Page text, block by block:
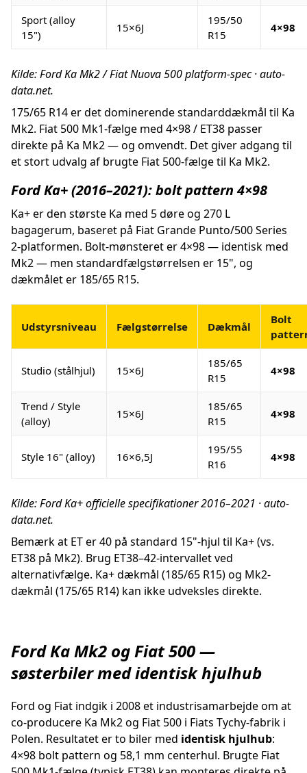
Sport (alloy
15")
15×6J
195/50
R15
4×98
Kilde: Ford Ka Mk2 / Fiat Nuova 500 platform-spec · auto-
data.net.
175/65 R14 er det dominerende standarddækmål til Ka
Mk2. Fiat 500 Mk1-fælge med 4×98 / ET38 passer
direkte på Ka Mk2 — og omvendt. Det giver adgang til
et stort udvalg af brugte Fiat 500-fælge til Ka Mk2.
Ford Ka+ (2016–2021): bolt pattern 4×98
Ka+ er den største Ka med 5 døre og 270 L
bagagerum, baseret på Fiat Grande Punto/500 Series
2-platformen. Bolt-mønsteret er 4×98 — identisk med
Mk2 — men standardfælgstørrelsen er 15", og
dækmålet er 185/65 R15.
Udstyrsniveau Fælgstørrelse Dækmål
Bolt
Studio (stålhjul) 15×6J
185/65
R15
4×98
Trend / Style
(alloy)
15×6J
185/65
R15
4×98
Style 16" (alloy) 16×6,5J
195/55
R16
4×98
Kilde: Ford Ka+ officielle specifikationer 2016–2021 · auto-
data.net.
Bemærk at ET er 40 på standard 15"-hjul til Ka+ (vs.
ET38 på Mk2). Brug ET38–42-intervallet ved
alternativfælge. Ka+ dækmål (185/65 R15) og Mk2-
dækmål (175/65 R14) kan ikke udveksles direkte.
Ford Ka Mk2 og Fiat 500 —
søsterbiler med identisk hjulhub
Ford og Fiat indgik i 2008 et industrisamarbejde om at
co-producere Ka Mk2 og Fiat 500 i Fiats Tychy-fabrik i
Polen. Resultatet er to biler med identisk hjulhub:
4×98 bolt pattern og 58,1 mm centerhul. Brugte Fiat